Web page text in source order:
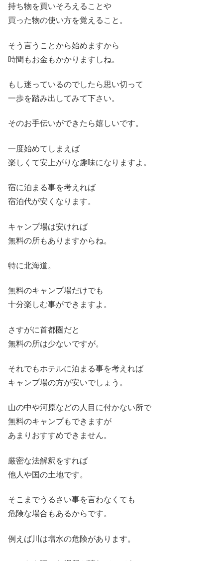
持ち物を買いそろえることや
買った物の使い方を覚えること。
そう言うことから始めますから
時間もお金もかかりますしね。
もし迷っているのでしたら思い切って
一歩を踏み出してみて下さい。
そのお手伝いができたら嬉しいです。
一度始めてしまえば
楽しくて安上がりな趣味になりますよ。
宿に泊まる事を考えれば
宿泊代が安くなります。
キャンプ場は安ければ
無料の所もありますからね。
特に北海道。
無料のキャンプ場だけでも
十分楽しむ事ができますよ。
さすがに首都圏だと
無料の所は少ないですが。
それでもホテルに泊まる事を考えれば
キャンプ場の方が安いでしょう。
山の中や河原などの人目に付かない所で
無料のキャンプもできますが
あまりおすすめできません。
厳密な法解釈をすれば
他人や国の土地です。
そこまでうるさい事を言わなくても
危険な場合もあるからです。
例えば川は増水の危険があります。